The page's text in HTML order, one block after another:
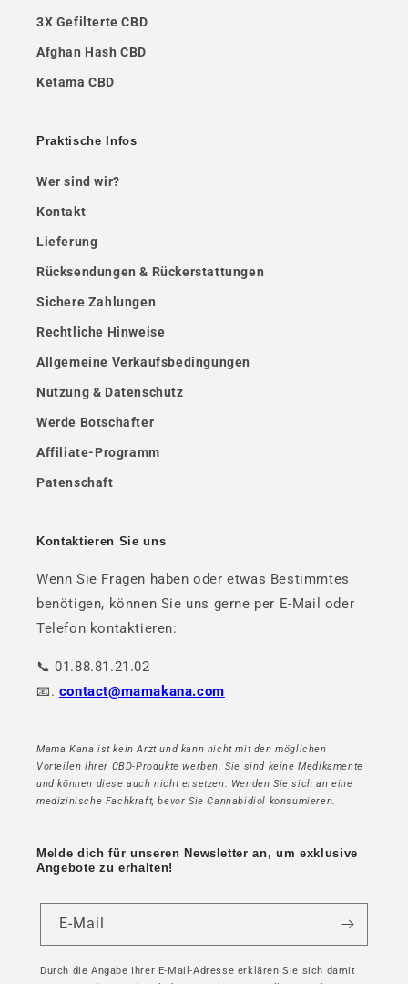
3X Gefilterte CBD
Afghan Hash CBD
Ketama CBD
Praktische Infos
Wer sind wir?
Kontakt
Lieferung
Rücksendungen & Rückerstattungen
Sichere Zahlungen
Rechtliche Hinweise
Allgemeine Verkaufsbedingungen
Nutzung & Datenschutz
Werde Botschafter
Affiliate-Programm
Patenschaft
Kontaktieren Sie uns
Wenn Sie Fragen haben oder etwas Bestimmtes
benötigen, können Sie uns gerne per E-Mail oder
Telefon kontaktieren:
📞 01.88.81.21.02
📧. contact@mamakana.com
Mama Kana ist kein Arzt und kann nicht mit den möglichen
Vorteilen ihrer CBD-Produkte werben. Sie sind keine Medikamente
und können diese auch nicht ersetzen. Wenden Sie sich an eine
medizinische Fachkraft, bevor Sie Cannabidiol konsumieren.
Melde dich für unseren Newsletter an, um exklusive
Angebote zu erhalten!
E-Mail
Durch die Angabe Ihrer E-Mail-Adresse erklären Sie sich damit